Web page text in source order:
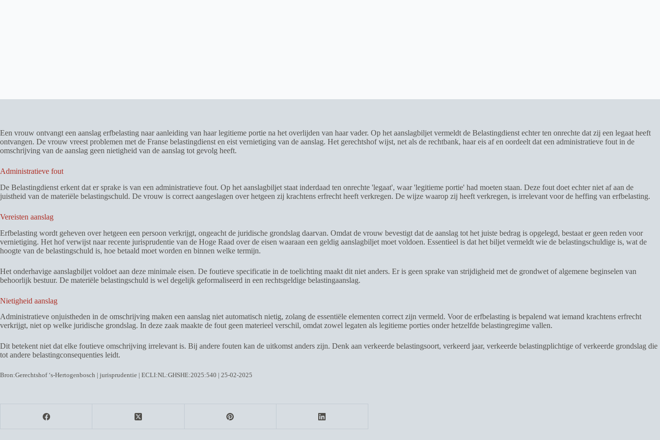
Een vrouw ontvangt een aanslag erfbelasting naar aanleiding van haar legitieme portie na het overlijden van haar vader. Op het aanslagbiljet vermeldt de Belastingdienst echter ten onrechte dat zij een legaat heeft
ontvangen. De vrouw vreest problemen met de Franse belastingdienst en eist vernietiging van de aanslag. Het gerechtshof wijst, net als de rechtbank, haar eis af en oordeelt dat een administratieve fout in de
omschrijving van de aanslag geen nietigheid van de aanslag tot gevolg heeft.
Administratieve fout
De Belastingdienst erkent dat er sprake is van een administratieve fout. Op het aanslagbiljet staat inderdaad ten onrechte 'legaat', waar 'legitieme portie' had moeten staan. Deze fout doet echter niet af aan de
juistheid van de materiële belastingschuld. De vrouw is correct aangeslagen over hetgeen zij krachtens erfrecht heeft verkregen. De wijze waarop zij heeft verkregen, is irrelevant voor de heffing van erfbelasting.
Vereisten aanslag
Erfbelasting wordt geheven over hetgeen een persoon verkrijgt, ongeacht de juridische grondslag daarvan. Omdat de vrouw bevestigt dat de aanslag tot het juiste bedrag is opgelegd, bestaat er geen reden voor
vernietiging. Het hof verwijst naar recente jurisprudentie van de Hoge Raad over de eisen waaraan een geldig aanslagbiljet moet voldoen. Essentieel is dat het biljet vermeldt wie de belastingschuldige is, wat de
hoogte van de belastingschuld is, hoe betaald moet worden en binnen welke termijn.
Het onderhavige aanslagbiljet voldoet aan deze minimale eisen. De foutieve specificatie in de toelichting maakt dit niet anders. Er is geen sprake van strijdigheid met de grondwet of algemene beginselen van
behoorlijk bestuur. De materiële belastingschuld is wel degelijk geformaliseerd in een rechtsgeldige belastingaanslag.
Nietigheid aanslag
Administratieve onjuistheden in de omschrijving maken een aanslag niet automatisch nietig, zolang de essentiële elementen correct zijn vermeld. Voor de erfbelasting is bepalend wat iemand krachtens erfrecht
verkrijgt, niet op welke juridische grondslag. In deze zaak maakte de fout geen materieel verschil, omdat zowel legaten als legitieme porties onder hetzelfde belastingregime vallen.
Dit betekent niet dat elke foutieve omschrijving irrelevant is. Bij andere fouten kan de uitkomst anders zijn. Denk aan verkeerde belastingsoort, verkeerd jaar, verkeerde belastingplichtige of verkeerde grondslag die
tot andere belastingconsequenties leidt.
Bron:Gerechtshof ‘s-Hertogenbosch | jurisprudentie | ECLI:NL:GHSHE:2025:540 | 25-02-2025